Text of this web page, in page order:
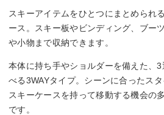
スキーアイテムをひとつにまとめられ
ース。スキー板やビンディング、ブー
や小物まで収納できます。
本体に持ち手やショルダーを備えた、
べる3WAYタイプ。シーンに合ったス
スキーケースを持って移動する機会の
です。